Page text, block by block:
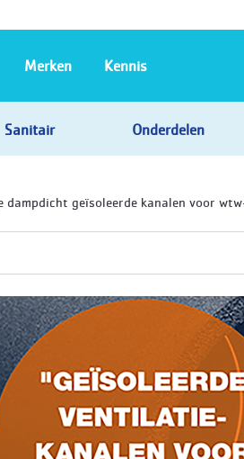
Sanitair Onderdelen
Merken Kennis
dampdicht geïsoleerde kanalen voor